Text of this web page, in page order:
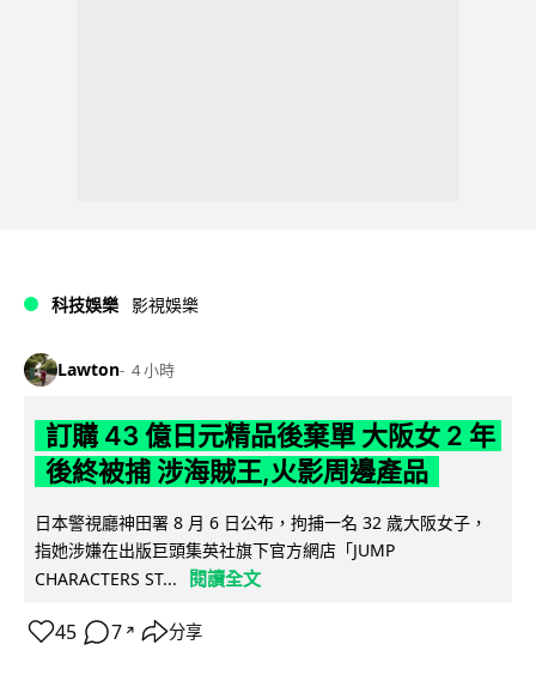
科技娛樂 影視娛樂
Lawton 4 小時
訂購 43 億日元精品後棄單 大阪女 2 年
後終被捕 涉海賊王,火影周邊產品
日本警視廳神田署 8 月 6 日公布，拘捕一名 32 歲大阪女子，
指她涉嫌在出版巨頭集英社旗下官方網店「JUMP
CHARACTERS ST...
閱讀全文
45 7 ↗ 分享